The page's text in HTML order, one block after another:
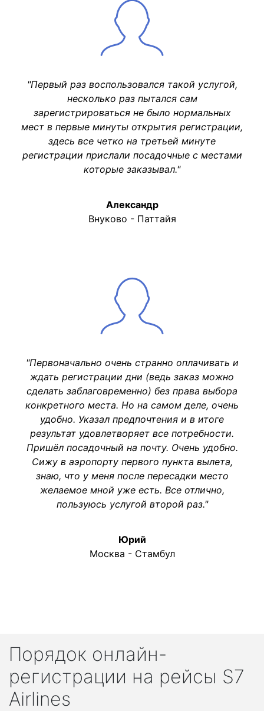
"Первый раз воспользовался такой услугой,
несколько раз пытался сам
зарегистрироваться не было нормальных
мест в первые минуты открытия регистрации,
здесь все четко на третьей минуте
регистрации прислали посадочные с местами
которые заказывал."
Александр
Внуково - Паттайя
"Первоначально очень странно оплачивать и
ждать регистрации дни (ведь заказ можно
сделать заблаговременно) без права выбора
конкретного места. Но на самом деле, очень
удобно. Указал предпочтения и в итоге
результат удовлетворяет все потребности.
Пришёл посадочный на почту. Очень удобно.
Сижу в аэропорту первого пункта вылета,
знаю, что у меня после пересадки место
желаемое мной уже есть. Все отлично,
пользуюсь услугой второй раз."
Юрий
Москва - Стамбул
Порядок онлайн-
регистрации на рейсы S7
Airlines